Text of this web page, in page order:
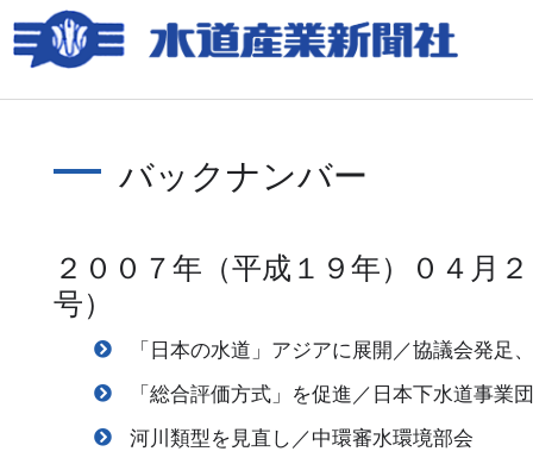
バックナンバー
２００７年（平成１９年）０４月
号）
「日本の水道」アジアに展開／協議会発足
「総合評価方式」を促進／日本下水道事業団
河川類型を見直し／中環審水環境部会